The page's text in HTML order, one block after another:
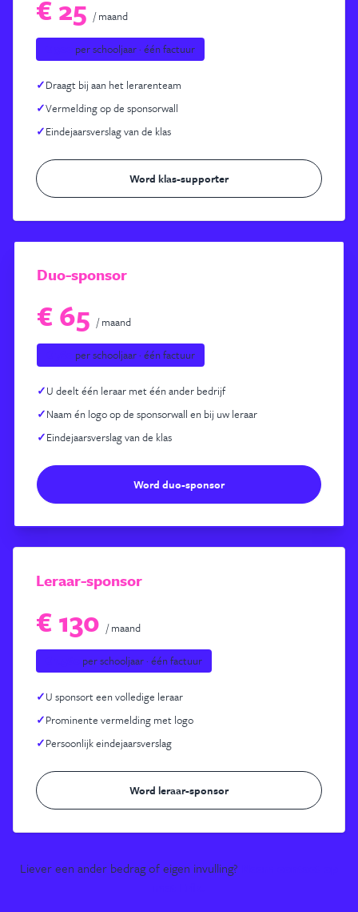
€ 25 / maand
per schooljaar · één factuur
✓Draagt bij aan het lerarenteam
✓Vermelding op de sponsorwall
✓Eindejaarsverslag van de klas
Word klas-supporter
Duo-sponsor
€ 65 / maand
per schooljaar · één factuur
✓U deelt één leraar met één ander bedrijf
✓Naam én logo op de sponsorwall en bij uw leraar
✓Eindejaarsverslag van de klas
Word duo-sponsor
Leraar-sponsor
€ 130 / maand
per schooljaar · één factuur
✓U sponsort een volledige leraar
✓Prominente vermelding met logo
✓Persoonlijk eindejaarsverslag
Word leraar-sponsor
Liever een ander bedrag of eigen invulling?